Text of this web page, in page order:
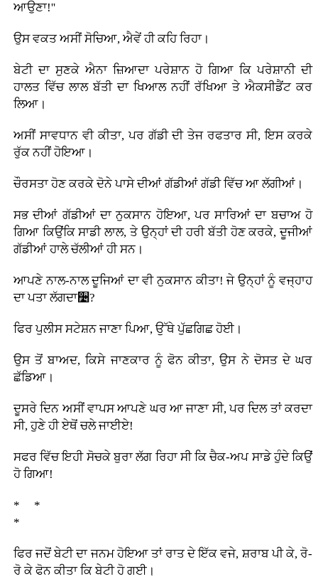
ਆਉਣਾ!''
ਉਸ ਵਕਤ ਅਸੀਂ ਸੋਚਿਆ, ਐਵੇਂ ਹੀ ਕਹਿ ਰਿਹਾ।
ਬੇਟੀ ਦਾ ਸੁਣਕੇ ਐਨਾ ਜ਼ਿਆਦਾ ਪਰੇਸ਼ਾਨ ਹੋ ਗਿਆ ਕਿ ਪਰੇਸ਼ਾਨੀ ਦੀ
ਹਾਲਤ ਵਿੱਚ ਲਾਲ ਬੱਤੀ ਦਾ ਖਿਆਲ ਨਹੀਂ ਰੱਖਿਆ ਤੇ ਐਕਸੀਡੈਂਟ ਕਰ
ਲਿਆ।
ਅਸੀਂ ਸਾਵਧਾਨ ਵੀ ਕੀਤਾ, ਪਰ ਗੱਡੀ ਦੀ ਤੇਜ ਰਫਤਾਰ ਸੀ, ਇਸ ਕਰਕੇ
ਰੁੱਕ ਨਹੀਂ ਹੋਇਆ।
ਚੌਰਸਤਾ ਹੋਣ ਕਰਕੇ ਦੋਨੇ ਪਾਸੇ ਦੀਆਂ ਗੱਡੀਆਂ ਗੱਡੀ ਵਿੱਚ ਆ ਲੱਗੀਆਂ।
ਸਭ ਦੀਆਂ ਗੱਡੀਆਂ ਦਾ ਨੁਕਸਾਨ ਹੋਇਆ, ਪਰ ਸਾਰਿਆਂ ਦਾ ਬਚਾਅ ਹੋ
ਗਿਆ ਕਿਉਂਕਿ ਸਾਡੀ ਲਾਲ, ਤੇ ਉਨ੍ਹਾਂ ਦੀ ਹਰੀ ਬੱਤੀ ਹੋਣ ਕਰਕੇ, ਦੂਜੀਆਂ
ਗੱਡੀਆਂ ਹਾਲੇ ਚੱਲੀਆਂ ਹੀ ਸਨ।
ਆਪਣੇ ਨਾਲ-ਨਾਲ ਦੂਜਿਆਂ ਦਾ ਵੀ ਨੁਕਸਾਨ ਕੀਤਾ! ਜੇ ਉਨ੍ਹਾਂ ਨੂੰ ਵਜ੍ਹਾਹ
ਦਾ ਪਤਾ ਲੱਗਦਾ૴?
ਫਿਰ ਪੁਲੀਸ ਸਟੇਸ਼ਨ ਜਾਣਾ ਪਿਆ, ਉੱਥੇ ਪੁੱਛਗਿਛ ਹੋਈ।
ਉਸ ਤੋਂ ਬਾਅਦ, ਕਿਸੇ ਜਾਣਕਾਰ ਨੂੰ ਫੋਨ ਕੀਤਾ, ਉਸ ਨੇ ਦੋਸਤ ਦੇ ਘਰ
ਛੱਡਿਆ।
ਦੂਸਰੇ ਦਿਨ ਅਸੀਂ ਵਾਪਸ ਆਪਣੇ ਘਰ ਆ ਜਾਣਾ ਸੀ, ਪਰ ਦਿਲ ਤਾਂ ਕਰਦਾ
ਸੀ, ਹੁਣੇ ਹੀ ਏਥੋਂ ਚਲੇ ਜਾਈਏ!
ਸਫਰ ਵਿੱਚ ਇਹੀ ਸੋਚਕੇ ਬੁਰਾ ਲੱਗ ਰਿਹਾ ਸੀ ਕਿ ਚੈਕ-ਅਪ ਸਾਡੇ ਹੁੰਦੇ ਕਿਉਂ
ਹੋ ਗਿਆ!
* *
*
ਫਿਰ ਜਦੋਂ ਬੇਟੀ ਦਾ ਜਨਮ ਹੋਇਆ ਤਾਂ ਰਾਤ ਦੇ ਇੱਕ ਵਜੇ, ਸ਼ਰਾਬ ਪੀ ਕੇ, ਰੋ-
ਰੋ ਕੇ ਫੋਨ ਕੀਤਾ ਕਿ ਬੇਟੀ ਹੋ ਗਈ।